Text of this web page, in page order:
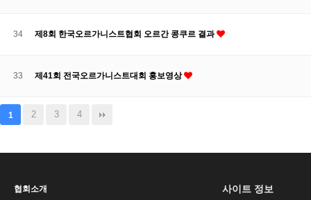
34 제8회 한국오르가니스트협회 오르간 콩쿠르 결과
33 제41회 전국오르가니스트대회 홍보영상
1 2 3 4
협회소개
사이트 정보